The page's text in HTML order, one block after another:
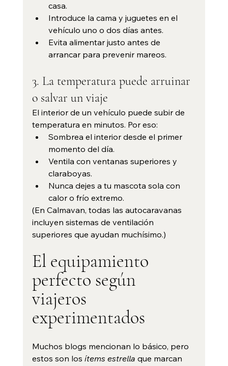
casa.
Introduce la cama y juguetes en el
vehículo uno o dos días antes.
Evita alimentar justo antes de
arrancar para prevenir mareos.
3. La temperatura puede arruinar
o salvar un viaje
El interior de un vehículo puede subir de
temperatura en minutos. Por eso:
Sombrea el interior desde el primer
momento del día.
Ventila con ventanas superiores y
claraboyas.
Nunca dejes a tu mascota sola con
calor o frío extremo.
(En Calmavan, todas las autocaravanas
incluyen sistemas de ventilación
superiores que ayudan muchísimo.)
El equipamiento
perfecto según
viajeros
experimentados
Muchos blogs mencionan lo básico, pero
estos son los ítems estrella que marcan